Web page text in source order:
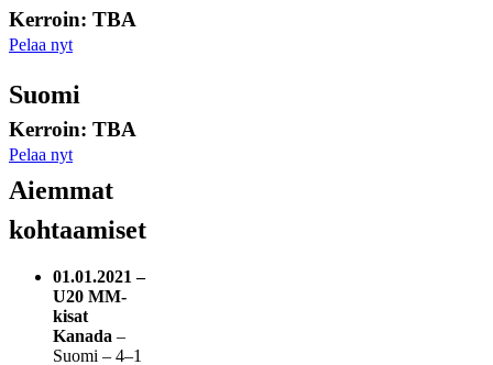
Kerroin: TBA
Pelaa nyt
Suomi
Kerroin: TBA
Pelaa nyt
Aiemmat
kohtaamiset
01.01.2021 –
U20 MM-
kisat
Kanada –
Suomi – 4–1